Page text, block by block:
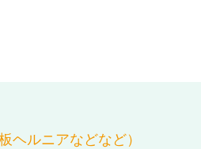
ヘルニアなどなど）